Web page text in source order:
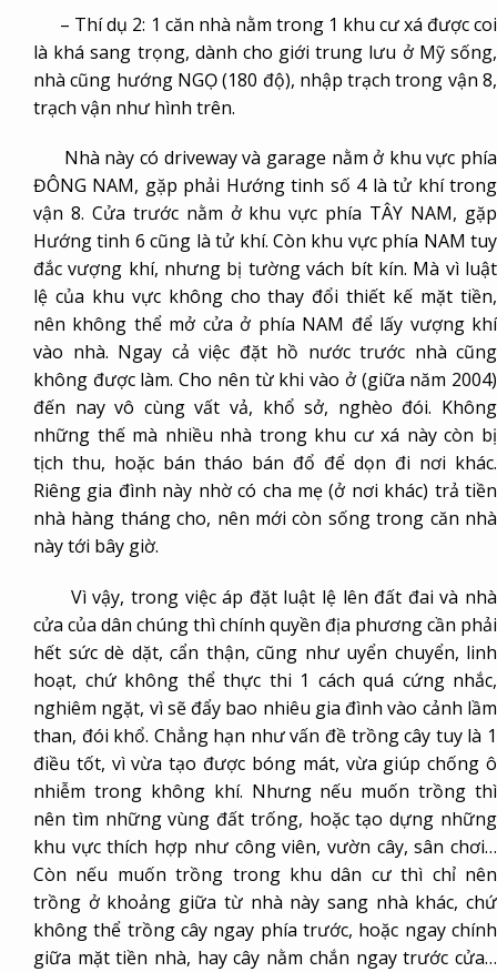
– Thí dụ 2: 1 căn nhà nằm trong 1 khu cư xá được coi
là khá sang trọng, dành cho giới trung lưu ở Mỹ sống,
nhà cũng hướng NGỌ (180 độ), nhập trạch trong vận 8,
trạch vận như hình trên.
Nhà này có driveway và garage nằm ở khu vực phía
ĐÔNG NAM, gặp phải Hướng tinh số 4 là tử khí trong
vận 8. Cửa trước nằm ở khu vực phía TÂY NAM, gặp
Hướng tinh 6 cũng là tử khí. Còn khu vực phía NAM tuy
đắc vượng khí, nhưng bị tường vách bít kín. Mà vì luật
lệ của khu vực không cho thay đổi thiết kế mặt tiền,
nên không thể mở cửa ở phía NAM để lấy vượng khí
vào nhà. Ngay cả việc đặt hồ nước trước nhà cũng
không được làm. Cho nên từ khi vào ở (giữa năm 2004)
đến nay vô cùng vất vả, khổ sở, nghèo đói. Không
những thế mà nhiều nhà trong khu cư xá này còn bị
tịch thu, hoặc bán tháo bán đổ để dọn đi nơi khác.
Riêng gia đình này nhờ có cha mẹ (ở nơi khác) trả tiền
nhà hàng tháng cho, nên mới còn sống trong căn nhà
này tới bây giờ.
Vì vậy, trong việc áp đặt luật lệ lên đất đai và nhà
cửa của dân chúng thì chính quyền địa phương cần phải
hết sức dè dặt, cẩn thận, cũng như uyển chuyển, linh
hoạt, chứ không thể thực thi 1 cách quá cứng nhắc,
nghiêm ngặt, vì sẽ đẩy bao nhiêu gia đình vào cảnh lầm
than, đói khổ. Chẳng hạn như vấn đề trồng cây tuy là 1
điều tốt, vì vừa tạo được bóng mát, vừa giúp chống ô
nhiễm trong không khí. Nhưng nếu muốn trồng thì
nên tìm những vùng đất trống, hoặc tạo dựng những
khu vực thích hợp như công viên, vườn cây, sân chơi…
Còn nếu muốn trồng trong khu dân cư thì chỉ nên
trồng ở khoảng giữa từ nhà này sang nhà khác, chứ
không thể trồng cây ngay phía trước, hoặc ngay chính
giữa mặt tiền nhà, hay cây nằm chắn ngay trước cửa…